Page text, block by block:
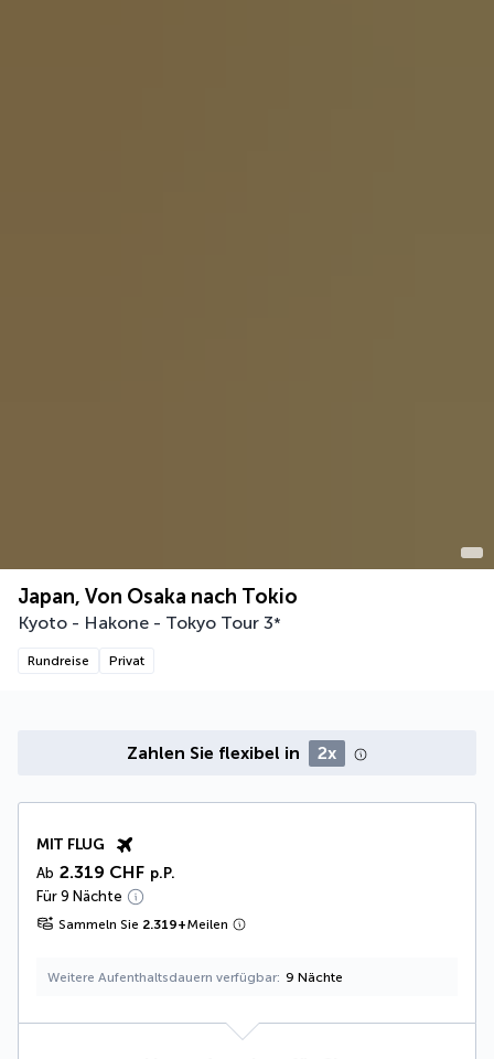
Japan, Von Osaka nach Tokio
Kyoto - Hakone - Tokyo Tour 3*
Rundreise Privat
Zahlen Sie flexibel in 2x
MIT FLUG
Ab 2.319 CHF p.P.
Für 9 Nächte
Sammeln Sie 2.319+Meilen
Weitere Aufenthaltsdauern verfügbar 9 Nächte